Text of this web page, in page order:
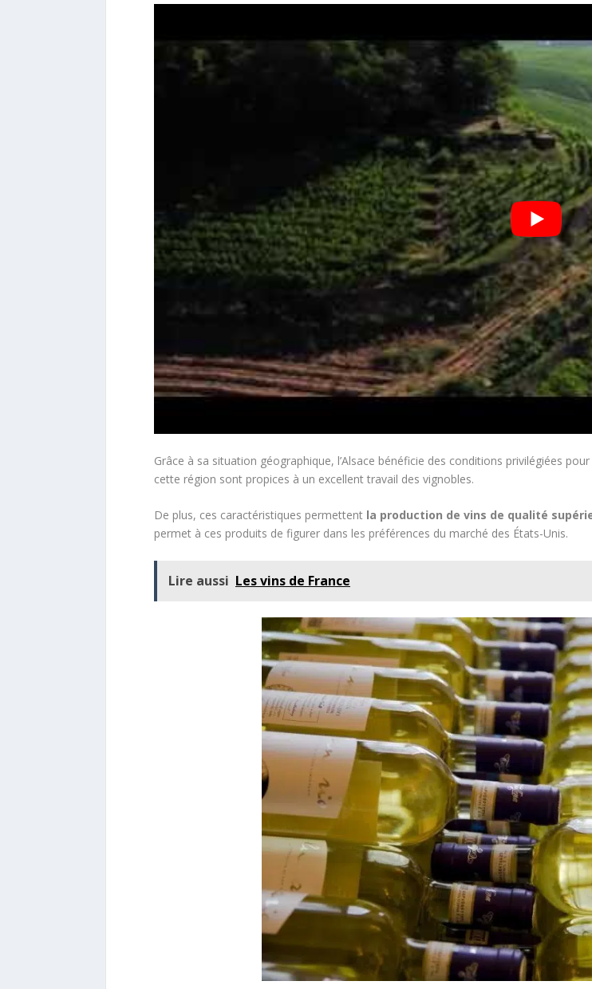
Grâce à sa situation géographique, l’Alsace bénéficie des conditions privilégiées
cette région sont propices à un excellent travail des vignobles.
De plus, ces caractéristiques permettent la production de vins de qualité
permet à ces produits de figurer dans les préférences du marché des États-Unis.
Lire aussi Les vins de France